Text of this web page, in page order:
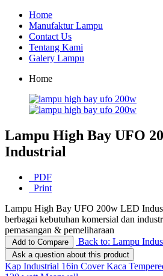
Home
Manufaktur Lampu
Contact Us
Tentang Kami
Galery Lampu
Home
Lampu High Bay UFO
Industrial
PDF
Print
Lampu High Bay UFO 200w LED
berbagai kebutuhan komersial dan
pemasangan & pemeliharaan
Add to Compare Back to: Lampu
Ask a question about this product
Kap Industrial 16in Cover Kaca